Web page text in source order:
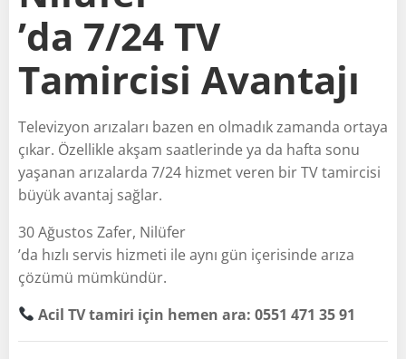
’da 7/24 TV
Tamircisi Avantajı
Televizyon arızaları bazen en olmadık zamanda ortaya
çıkar. Özellikle akşam saatlerinde ya da hafta sonu
yaşanan arızalarda 7/24 hizmet veren bir TV tamircisi
büyük avantaj sağlar.
30 Ağustos Zafer, Nilüfer
’da hızlı servis hizmeti ile aynı gün içerisinde arıza
çözümü mümkündür.
Acil TV tamiri için hemen ara: 0551 471 35 91